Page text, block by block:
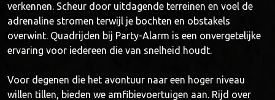
verkennen. Scheur door uitdagende terreinen en voel de
adrenaline stromen terwijl je bochten en obstakels
overwint. Quadrijden bij Party-Alarm is een onvergetelijke
ervaring voor iedereen die van snelheid houdt.
Voor degenen die het avontuur naar een hoger niveau
willen tillen, bieden we amfibievoertuigen aan. Rijd over